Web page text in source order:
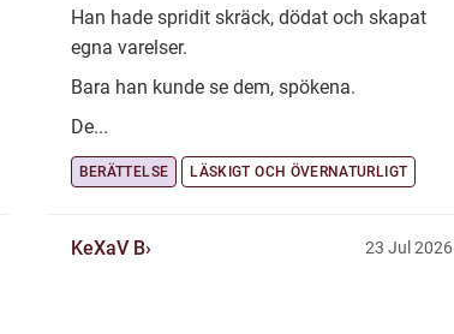
Han hade spridit skräck, dödat och skapat
egna varelser.
Bara han kunde se dem, spökena.
De...
BERÄTTELSE LÄSKIGT OCH ÖVERNATURLIGT
KeXaV B 23 Jul 2026